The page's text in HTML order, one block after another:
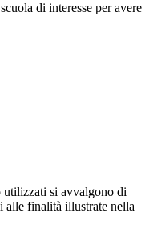
di interesse per
utilizzati si avvalgono di
alle finalità illustrate nella